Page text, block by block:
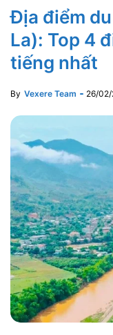
Địa điểm
La): Top 4
tiếng nhất
By Vexere Team 26/